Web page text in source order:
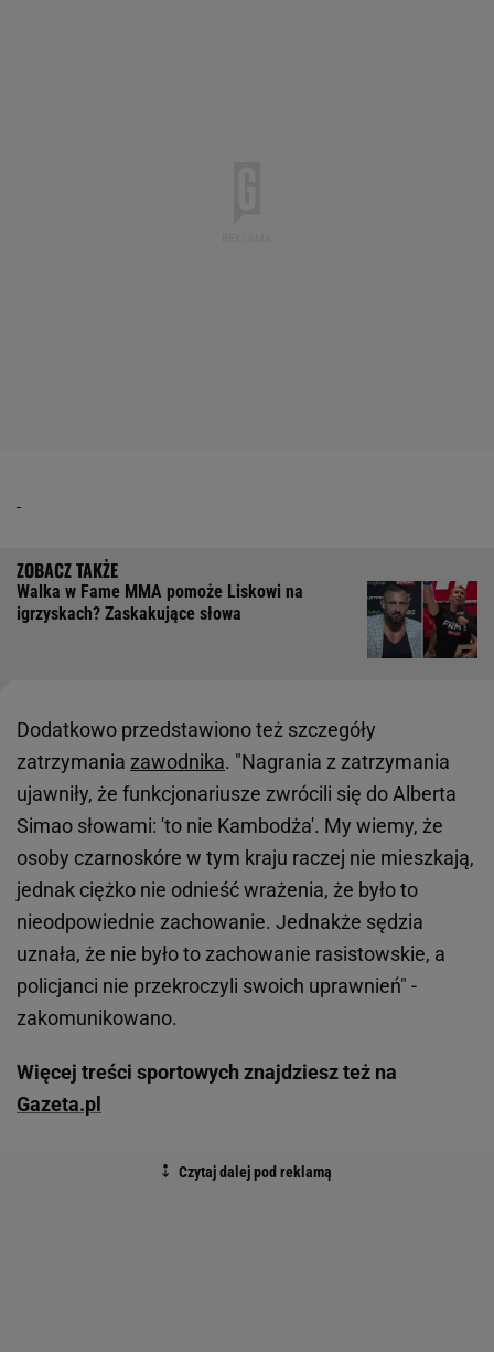
Walka w Fame MMA pomoże Liskowi na
igrzyskach? Zaskakujące słowa
Dodatkowo przedstawiono też szczegóły
zatrzymania zawodnika. "Nagrania z zatrzymania
ujawniły, że funkcjonariusze zwrócili się do Alberta
Simao słowami: 'to nie Kambodża'. My wiemy, że
osoby czarnoskóre w tym kraju raczej nie mieszkają,
jednak ciężko nie odnieść wrażenia, że było to
nieodpowiednie zachowanie. Jednakże sędzia
uznała, że nie było to zachowanie rasistowskie, a
policjanci nie przekroczyli swoich uprawnień" -
zakomunikowano.
Więcej treści sportowych znajdziesz też na
Gazeta.pl